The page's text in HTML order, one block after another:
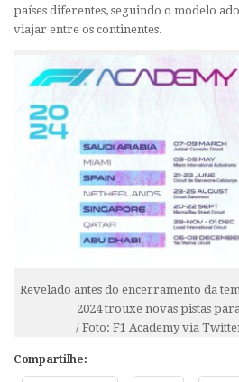
países diferentes, seguindo o modelo
viajar entre os continentes.
Revelado antes do encerramento da
2024 trouxe novas pistas
/ Foto: F1 Academy via
Compartilhe: